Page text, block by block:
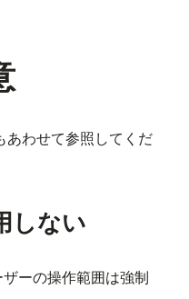
あわせて参照してくだ
しない
ーの操作範囲は強制